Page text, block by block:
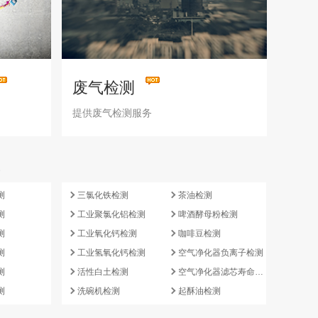
废气检测
提供废气检测服务
三氯化铁检测
工业聚氯化铝检测
工业氧化钙检测
工业氢氧化钙检测
活性白土检测
洗碗机检测
茶油检测
啤酒酵母粉检测
咖啡豆检测
空气净化器负离子检测
空气净化器滤芯寿命检测
起酥油检测